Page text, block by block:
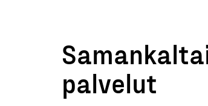
palvelut